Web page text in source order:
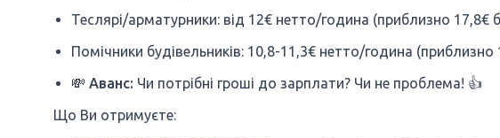
Теслярі/арматурники: від 12€ нетто/година (приблизно 17,8€
Помічники будівельників: 10,8-11,3€ нетто/година (приблизно
💸 Аванс: Чи потрібні гроші до зарплати? Чи не проблема! 👍
Що Ви отримуєте: